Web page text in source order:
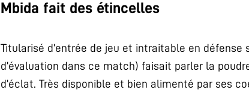
Mbida fait des étincelles
Titularisé d’entrée de jeu et intraitable en défense
d’évaluation dans ce match) faisait parler la
d’éclat. Très disponible et bien alimenté par ses